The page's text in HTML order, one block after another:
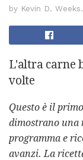
by Kevin D. Weeks.
L'altra carne
volte
Questo è il
dimostrano una
programma e
avanzi. La